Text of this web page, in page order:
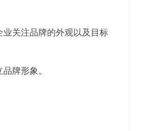
关注品牌的外观以及目标
牌形象。